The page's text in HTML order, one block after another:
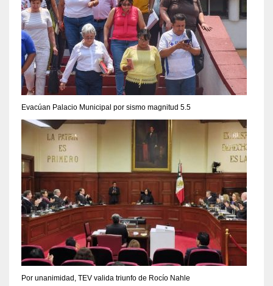
Evacúan Palacio Municipal por sismo magnitud 5.5
Por unanimidad, TEV valida triunfo de Rocío Nahle